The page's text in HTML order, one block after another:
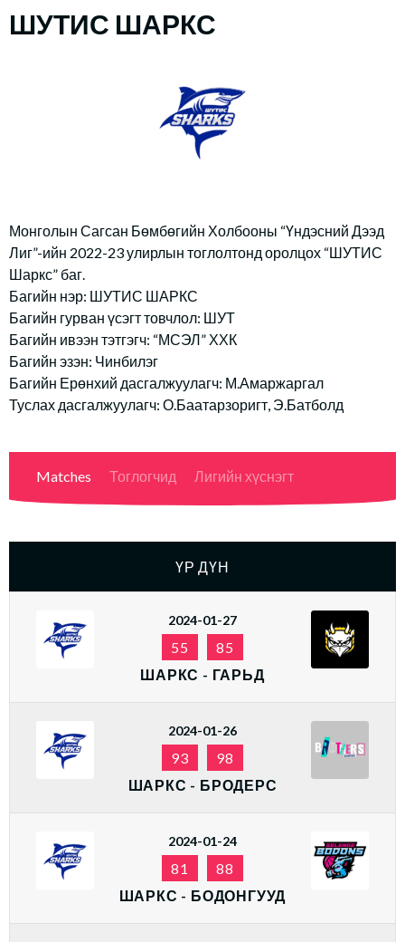
ШУТИС ШАРКС
Монголын Сагсан Бөмбөгийн Холбооны “Үндэсний Дээд
Лиг”-ийн 2022-23 улирлын тоглолтонд оролцох “ШУТИС
Шаркс” баг.
Багийн нэр: ШУТИС ШАРКС
Багийн гурван үсэгт товчлол: ШУТ
Багийн ивээн тэтгэгч: “МСЭЛ” ХХК
Багийн эзэн: Чинбилэг
Багийн Ерөнхий дасгалжуулагч: М.Амаржаргал
Туслах дасгалжуулагч: О.Баатарзоригт, Э.Батболд
Matches Тоглогчид Лигийн хүснэгт
ҮР ДҮН
2024-01-27
55
85
ШАРКС - ГАРЬД
2024-01-26
93
98
ШАРКС - БРОДЕРС
2024-01-24
81
88
ШАРКС - БОДОНГУУД